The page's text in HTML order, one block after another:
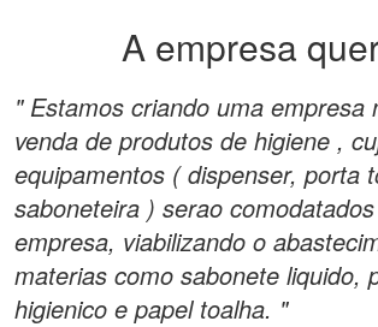
A empresa
" Estamos criando uma empresa
venda de produtos de higiene ,
equipamentos ( dispenser, porta
saboneteira ) serao
empresa, viabilizando o
materias como sabonete liquido,
higienico e papel toalha. "